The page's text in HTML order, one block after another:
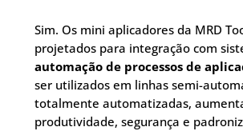
Sim. Os mini aplicadores da MRD
projetados para integração com
automação de processos de
ser utilizados em linhas semi-
totalmente automatizadas,
produtividade, segurança e